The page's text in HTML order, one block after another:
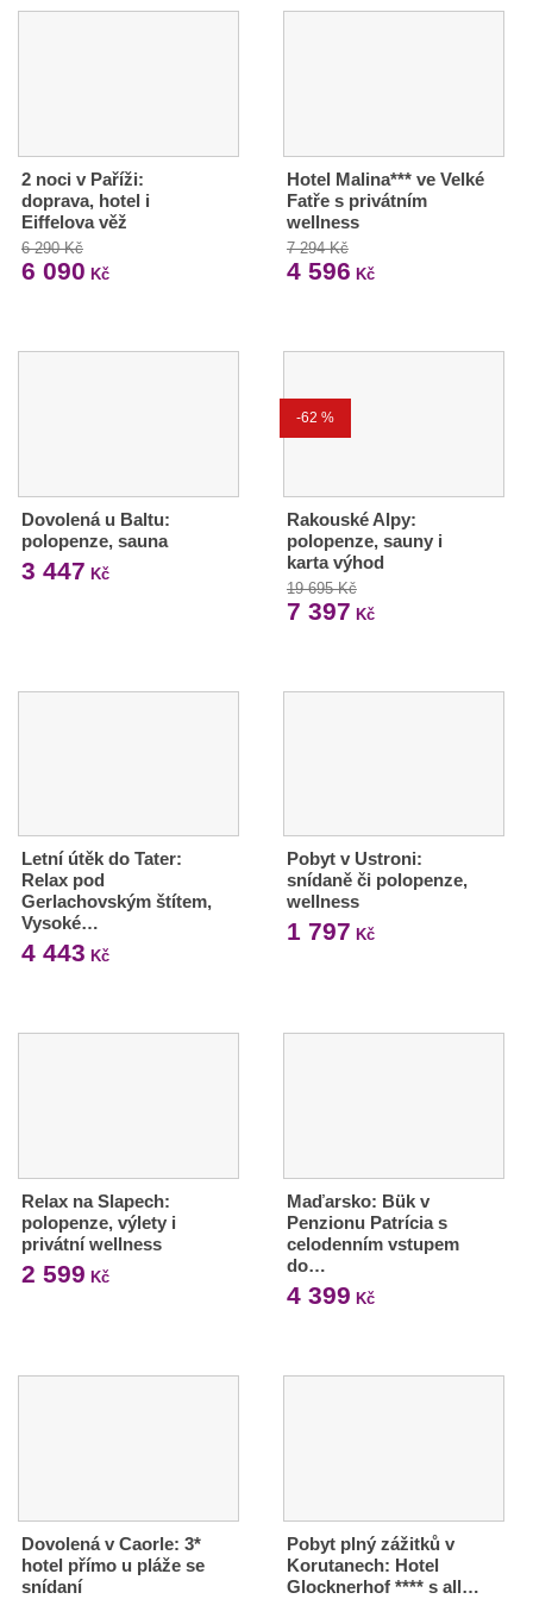
2 noci v Paříži:
doprava, hotel i
Eiffelova věž
6 290 Kč
6 090 Kč
Hotel Malina*** ve Velké
Fatře s privátním
wellness
7 294 Kč
4 596 Kč
Dovolená u Baltu:
polopenze, sauna
3 447 Kč
-62 %
Rakouské Alpy:
polopenze, sauny i
karta výhod
19 695 Kč
7 397 Kč
Letní útěk do Tater:
Relax pod
Gerlachovským štítem,
Vysoké…
4 443 Kč
Pobyt v Ustroni:
snídaně či polopenze,
wellness
1 797 Kč
Relax na Slapech:
polopenze, výlety i
privátní wellness
2 599 Kč
Maďarsko: Bük v
Penzionu Patrícia s
celodenním vstupem
do…
4 399 Kč
Dovolená v Caorle: 3*
hotel přímo u pláže se
snídaní
Pobyt plný zážitků v
Korutanech: Hotel
Glocknerhof **** s all…